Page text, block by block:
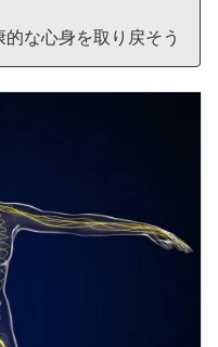
な心身を取り戻そう